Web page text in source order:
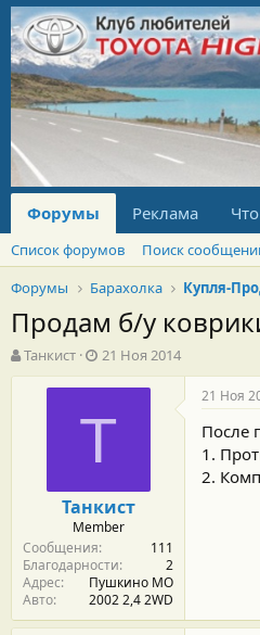
Форумы Реклама
Список форумов
Поиск
Форумы
Барахолка Купля-
Продам б/у
А
в
Танкист
Д
а
т
а
л
а
21 Ноя 2014
Т
Танкист
Member
Сообщения
111
Благодарности
2
Адрес
Пушкино МО
Авто
2002 2,4 2WD
21 Ноя
После
1.
2.